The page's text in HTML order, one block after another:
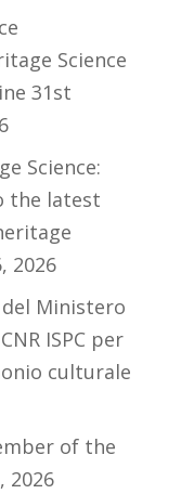
Science
31st
Science:
the latest
2026
del Ministero
ISPC per
culturale
of the
2026